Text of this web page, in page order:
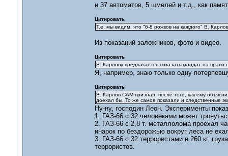
и 37 автоматов, 5 шмелей и т.д., как
Цитировать
Т.е. мы видим, что "6-8 рожков на каждого" В.
Из показаний заложников, фото и видео.
Цитировать
В. Карлову предлагается показать мандат на право
Я, например, знаю только одну
Цитировать
В. Карлов САМ признал, после того, как ему
доехал бы. То же самое показали и следственные
Ну-ну, господин Леон. Эксперименты
1. ГАЗ-66 с 32 человеками может
2. ГАЗ-66 с 2,8 т. металлолома проехал
инарок по бездорожью вокруг леса не
3. ГАЗ-66 с 32 террористами и 260 кг.
террористов.